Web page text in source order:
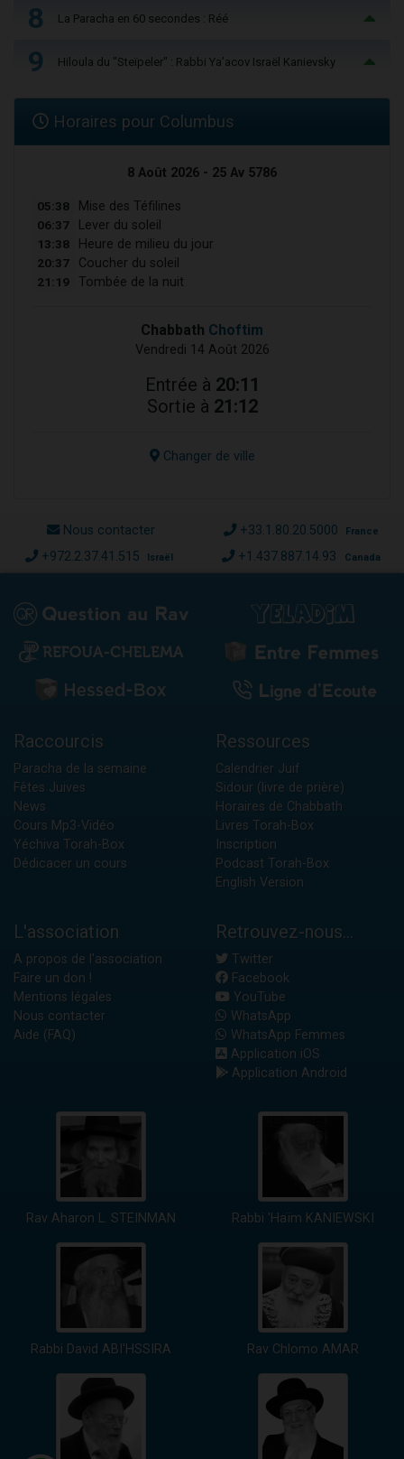
8 La Paracha en 60 secondes : Réé
9 Hiloula du "Steïpeler" : Rabbi Ya’acov Israël Kanievsky
Horaires pour Columbus
8 Août 2026 - 25 Av 5786
05:38 Mise des Téfilines
06:37 Lever du soleil
13:38 Heure de milieu du jour
20:37 Coucher du soleil
21:19 Tombée de la nuit
Chabbath Choftim
Vendredi 14 Août 2026
Entrée à 20:11
Sortie à 21:12
Changer de ville
Nous contacter +33.1.80.20.5000 France
+972.2.37.41.515 Israël +1.437.887.14.93 Canada
Raccourcis
Paracha de la semaine
Fêtes Juives
News
Cours Mp3-Vidéo
Yéchiva Torah-Box
Dédicacer un cours
Ressources
Calendrier Juif
Sidour (livre de prière)
Horaires de Chabbath
Livres Torah-Box
Inscription
Podcast Torah-Box
English Version
L'association
A propos de l'association
Faire un don !
Mentions légales
Nous contacter
Aide (FAQ)
Retrouvez-nous...
Twitter
Facebook
YouTube
WhatsApp
WhatsApp Femmes
Application iOS
Application Android
Rav Aharon L. STEINMAN Rabbi 'Haïm KANIEWSKI
Rabbi David ABI'HSSIRA Rav Chlomo AMAR